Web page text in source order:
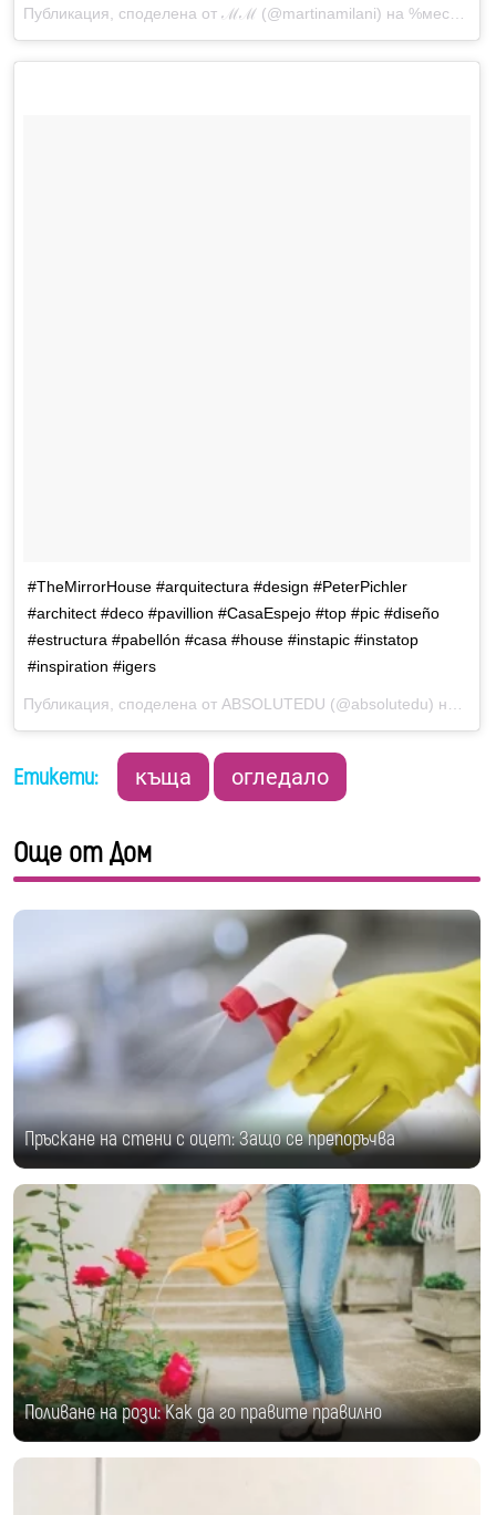
Публикация, споделена от ℳℳ (@martinamilani) на %месец %-ден %година в %-часа:%минути%сутрин/вечер ST
#TheMirrorHouse #arquitectura #design #PeterPichler
#architect #deco #pavillion #CasaEspejo #top #pic #diseño
#estructura #pabellón #casa #house #instapic #instatop
#inspiration #igers
Публикация, споделена от ABSOLUTEDU (@absolutedu) на
Етикети: къща огледало
Още от Дом
Пръскане на стени с оцет: Защо се препоръчва
Поливане на рози: Как да го правите правилно